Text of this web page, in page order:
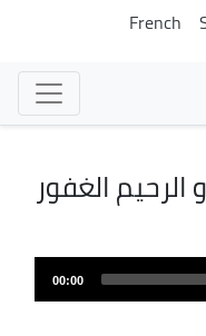
French
الغفور
00:00